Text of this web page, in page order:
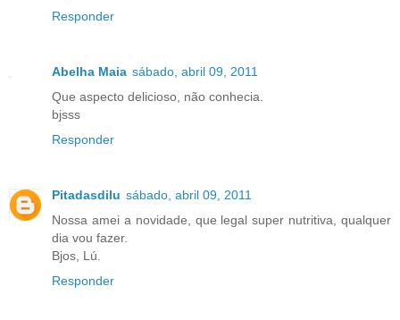
Responder
Abelha Maia sábado, abril 09, 2011
Que aspecto delicioso, não conhecia.
bjsss
Responder
Pitadasdilu sábado, abril 09, 2011
Nossa amei a novidade, que legal super nutritiva, qualquer
dia vou fazer.
Bjos, Lú.
Responder